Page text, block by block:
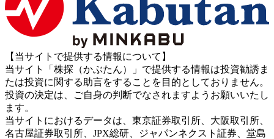
【当サイトで提供する情報について】
当サイト「株探（かぶたん）」で提供する情報は投資勧誘ま
たは投資に関する助言をすることを目的としておりません。
投資の決定は、ご自身の判断でなされますようお願いいたし
ます。
当サイトにおけるデータは、東京証券取引所、大阪取引所、
名古屋証券取引所、JPX総研、ジャパンネクスト証券、堂島